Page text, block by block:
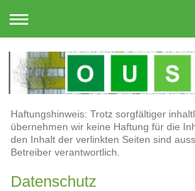
Haftungshinweis: Trotz sorgfältiger
übernehmen wir keine Haftung für die
den Inhalt der verlinkten Seiten sind
Betreiber verantwortlich.
Datenschutz